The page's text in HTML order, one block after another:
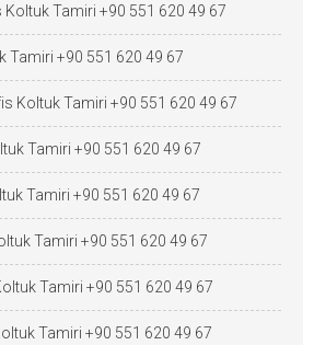
Koltuk Tamiri +90 551 620 49 67
Tamiri +90 551 620 49 67
Koltuk Tamiri +90 551 620 49 67
Tamiri +90 551 620 49 67
Tamiri +90 551 620 49 67
Tamiri +90 551 620 49 67
Tamiri +90 551 620 49 67
Tamiri +90 551 620 49 67